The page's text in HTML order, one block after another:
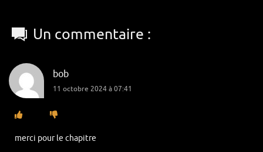
Un commentaire :
bob
11 octobre 2024 à 07:41
merci pour le chapitre